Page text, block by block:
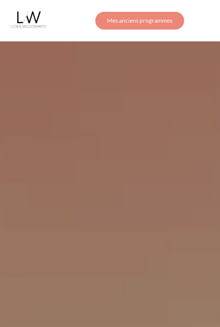
Mes anciens programmes